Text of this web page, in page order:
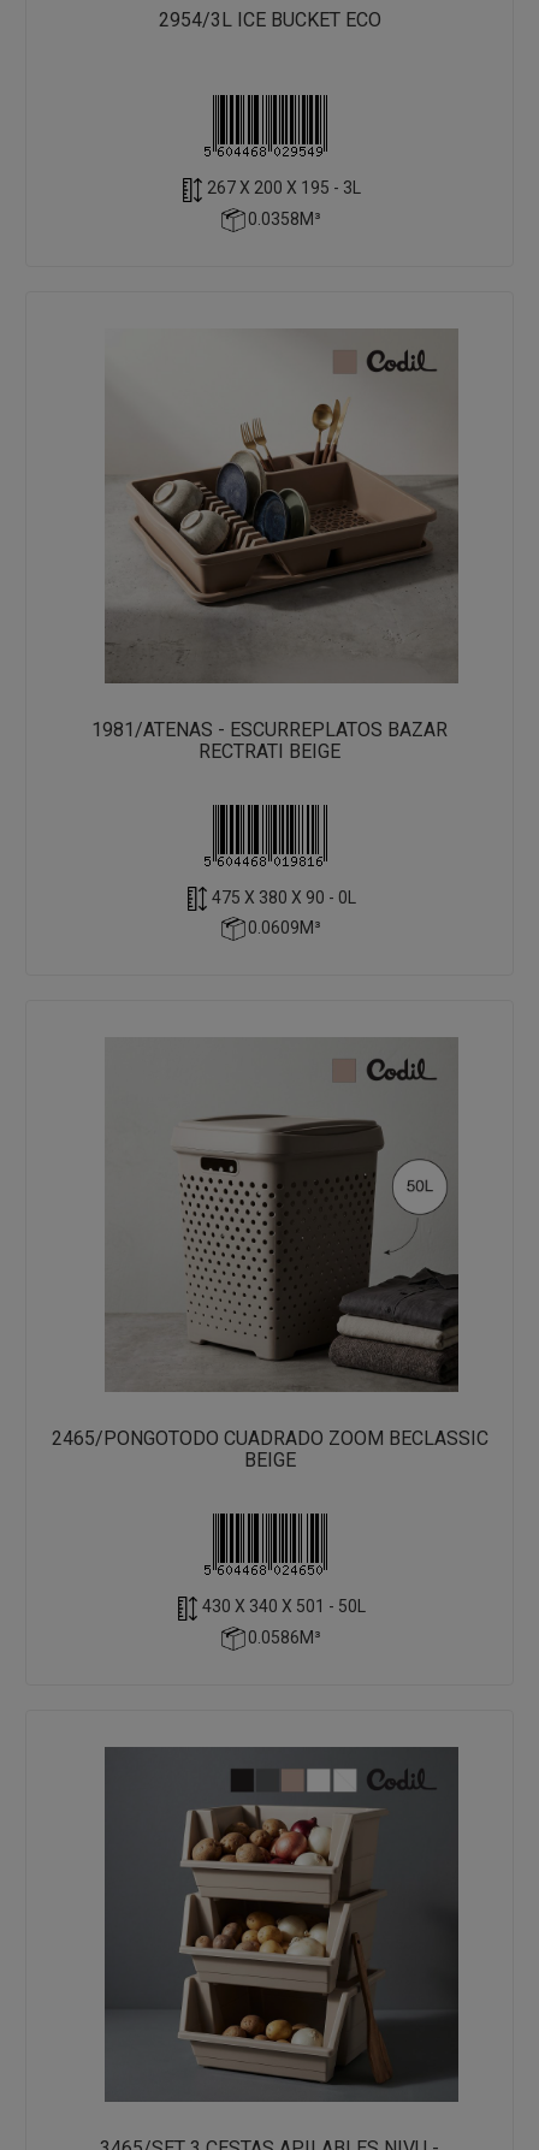
2954/3L ICE BUCKET ECO
267 X 200 X 195 - 3L
0.0358M³
1981/ATENAS - ESCURREPLATOS BAZAR
RECTRATI BEIGE
475 X 380 X 90 - 0L
0.0609M³
2465/PONGOTODO CUADRADO ZOOM BECLASSIC
BEIGE
430 X 340 X 501 - 50L
0.0586M³